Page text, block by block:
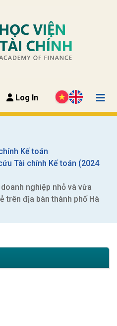
Log In
Kế toán
Tài chính Kế toán (2024
nghiệp nhỏ và vừa
trên địa bàn thành phố Hà